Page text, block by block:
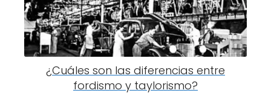
¿Cuáles son las diferencias entre
fordismo y taylorismo?